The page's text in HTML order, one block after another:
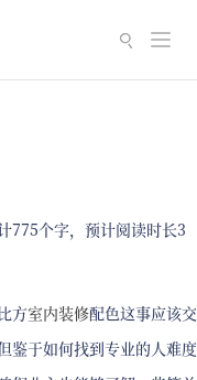
切
换
775个字，预计阅读时长3
方室内装修配色这事应该交
鉴于如何找到专业的人难度